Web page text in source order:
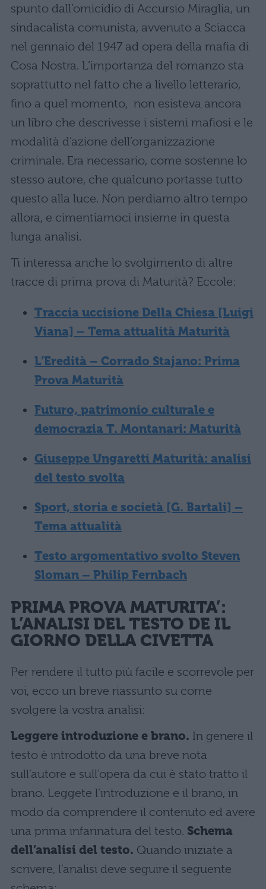
spunto dall’omicidio di Accursio Miraglia, un
sindacalista comunista, avvenuto a Sciacca
nel gennaio del 1947 ad opera della mafia di
Cosa Nostra. L’importanza del romanzo sta
soprattutto nel fatto che a livello letterario,
fino a quel momento, non esisteva ancora
un libro che descrivesse i sistemi mafiosi e le
modalità d’azione dell’organizzazione
criminale. Era necessario, come sostenne lo
stesso autore, che qualcuno portasse tutto
questo alla luce. Non perdiamo altro tempo
allora, e cimentiamoci insieme in questa
lunga analisi.
Ti interessa anche lo svolgimento di altre
tracce di prima prova di Maturità? Eccole:
Traccia uccisione Della Chiesa [Luigi
Viana] – Tema attualità Maturità
L’Eredità – Corrado Stajano: Prima
Prova Maturità
Futuro, patrimonio culturale e
democrazia T. Montanari: Maturità
Giuseppe Ungaretti Maturità: analisi
del testo svolta
Sport, storia e società [G. Bartali] –
Tema attualità
Testo argomentativo svolto Steven
Sloman – Philip Fernbach
PRIMA PROVA MATURITA’:
L’ANALISI DEL TESTO DE IL
GIORNO DELLA CIVETTA
Per rendere il tutto più facile e scorrevole per
voi, ecco un breve riassunto su come
svolgere la vostra analisi:
Leggere introduzione e brano. In genere il
testo è introdotto da una breve nota
sull’autore e sull’opera da cui è stato tratto il
brano. Leggete l’introduzione e il brano, in
modo da comprendere il contenuto ed avere
una prima infarinatura del testo. Schema
dell’analisi del testo. Quando iniziate a
scrivere, l’analisi deve seguire il seguente